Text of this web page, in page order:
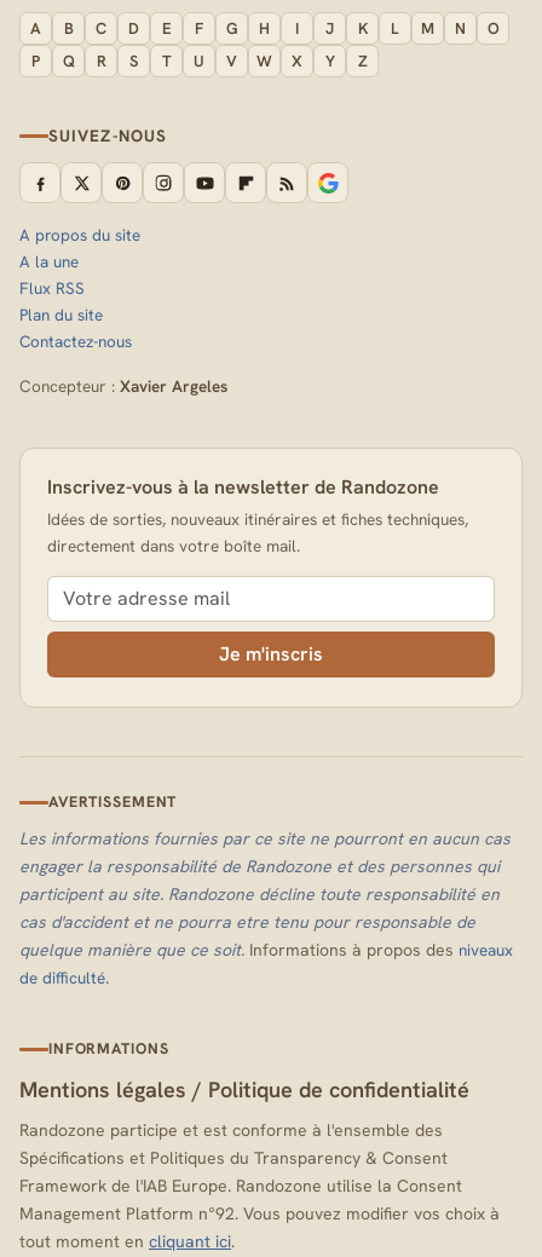
A B C D E F G H I J K L M N
O
P
Q R S T U V W X Y Z
SUIVEZ-NOUS
A propos du site
A la une
Flux RSS
Plan du site
Contactez-nous
Concepteur : Xavier Argeles
Inscrivez-vous à la newsletter de Randozone
Idées de sorties, nouveaux itinéraires et fiches techniques,
directement dans votre boîte mail.
Je m'inscris
AVERTISSEMENT
Les informations fournies par ce site ne pourront en aucun cas
engager la responsabilité de Randozone et des personnes qui
participent au site. Randozone décline toute responsabilité en
cas d'accident et ne pourra etre tenu pour responsable de
quelque manière que ce soit. Informations à propos des niveaux
de difficulté.
INFORMATIONS
Mentions légales / Politique de confidentialité
Randozone participe et est conforme à l'ensemble des
Spécifications et Politiques du Transparency & Consent
Framework de l'IAB Europe. Randozone utilise la Consent
Management Platform n°92. Vous pouvez modifier vos choix à
tout moment en cliquant ici.